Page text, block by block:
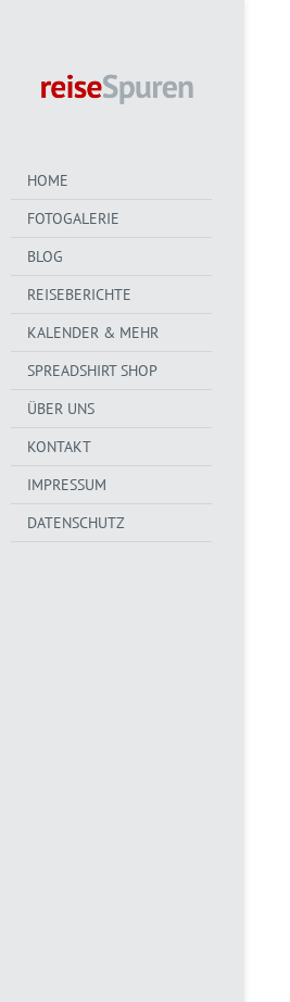
HOME
FOTOGALERIE
BLOG
REISEBERICHTE
KALENDER & MEHR
SPREADSHIRT SHOP
ÜBER UNS
KONTAKT
IMPRESSUM
DATENSCHUTZ